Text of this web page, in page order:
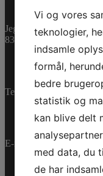
Jegstrupvej 280
8361 Hasselager
Telefon: +45 70 200 600
E-mail: info@jettrade.dk
Vi og vores
teknologier,
indsamle
formål,
bedre
statistik og
kan blive delt
med data, du
de har